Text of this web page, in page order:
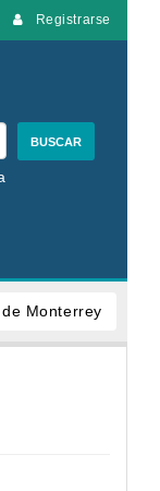
Registrarse
BUSCAR
Monterrey